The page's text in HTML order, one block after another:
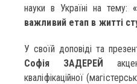
науки в Україні на тему:
важливий етап в житті
У своїй доповіді та
Софія ЗАДЕРЕЙ
кваліфікаційної